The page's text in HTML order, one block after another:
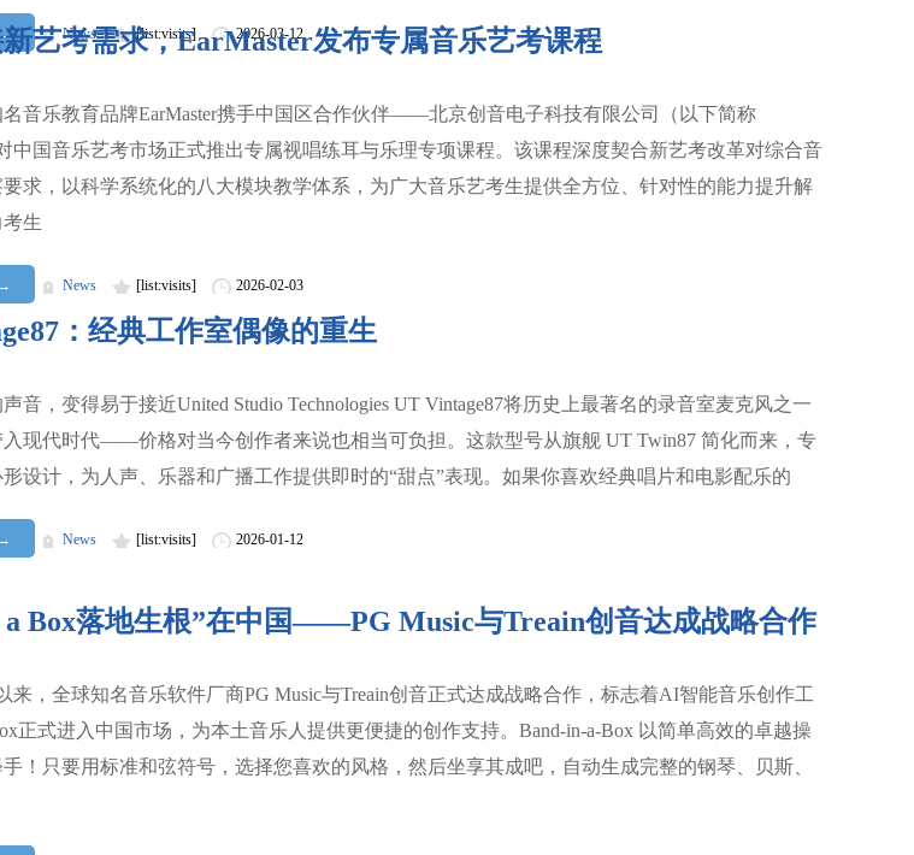
→ News [list:visits] 2026-03-12
艺考需求，EarMaster发布专属音乐艺考课程
音乐教育品牌EarMaster携手中国区合作伙伴——北京创音电子科技有限公司（以下简称
中国音乐艺考市场正式推出专属视唱练耳与乐理专项课程。该课程深度契合新艺考改革对综合音
求，以科学系统化的八大模块教学体系，为广大音乐艺考生提供全方位、针对性的能力提升解
生
News [list:visits] 2026-02-03
：经典工作室偶像的重生
音，变得易于接近United Studio Technologies UT Vintage87将历史上最著名的录音室麦克风之一
现代时代——价格对当今创作者来说也相当可负担。这款型号从旗舰 UT Twin87 简化而来，专
设计，为人声、乐器和广播工作提供即时的“甜点”表现。如果你喜欢经典唱片和电影配乐的
News [list:visits] 2026-01-12
a Box落地生根”在中国——‌PG Music与Treain创音达成战略合作‌
来，全球知名音乐软件厂商PG Music与Treain创音正式达成战略合作，标志着AI智能音乐创作工
正式进入中国市场，为本土音乐人提供更便捷的创作支持。Band-in-a-Box 以简单高效的卓越操
！只要用标准和弦符号，选择您喜欢的风格，然后坐享其成吧，自动生成完整的钢琴、贝斯、